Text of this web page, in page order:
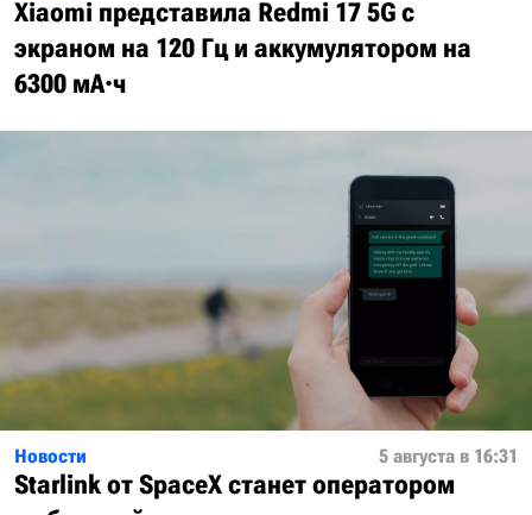
Xiaomi представила Redmi 17 5G с
экраном на 120 Гц и аккумулятором на
6300 мА·ч
Новости 5 августа в 16:31
Starlink от SpaceX станет оператором